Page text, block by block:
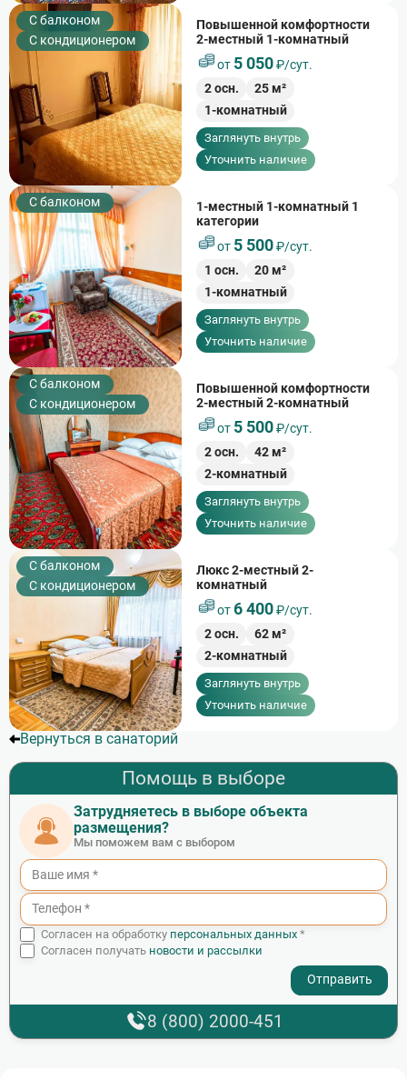
C балконом
С кондиционером
Повышенной комфортности
2-местный 1-комнатный
от 5 050₽/сут.
2осн. 25м²
1-комнатный
Заглянуть внутрь
Уточнить наличие
C балконом
1-местный 1-комнатный 1
категории
от 5 500₽/сут.
1 осн. 20м²
1-комнатный
Заглянуть внутрь
Уточнить наличие
C балконом
С кондиционером
Повышенной комфортности
2-местный 2-комнатный
от 5 500₽/сут.
2осн. 42м²
2-комнатный
Заглянуть внутрь
Уточнить наличие
C балконом
С кондиционером
Люкс 2-местный 2-
комнатный
от6 400₽/сут.
2осн. 62м²
2-комнатный
Заглянуть внутрь
Уточнить наличие
Вернуться в санаторий
Помощь в выборе
Затрудняетесь в выборе объекта
размещения?
Мы поможем вам с выбором
Согласен на обработку персональных данных *
Согласен получать новости и рассылки
8 (800) 2000-451